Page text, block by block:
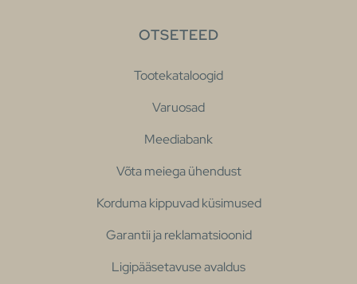
OTSETEED
Tootekataloogid
Varuosad
Meediabank
Võta meiega ühendust
Korduma kippuvad küsimused
Garantii ja reklamatsioonid
Ligipääsetavuse avaldus